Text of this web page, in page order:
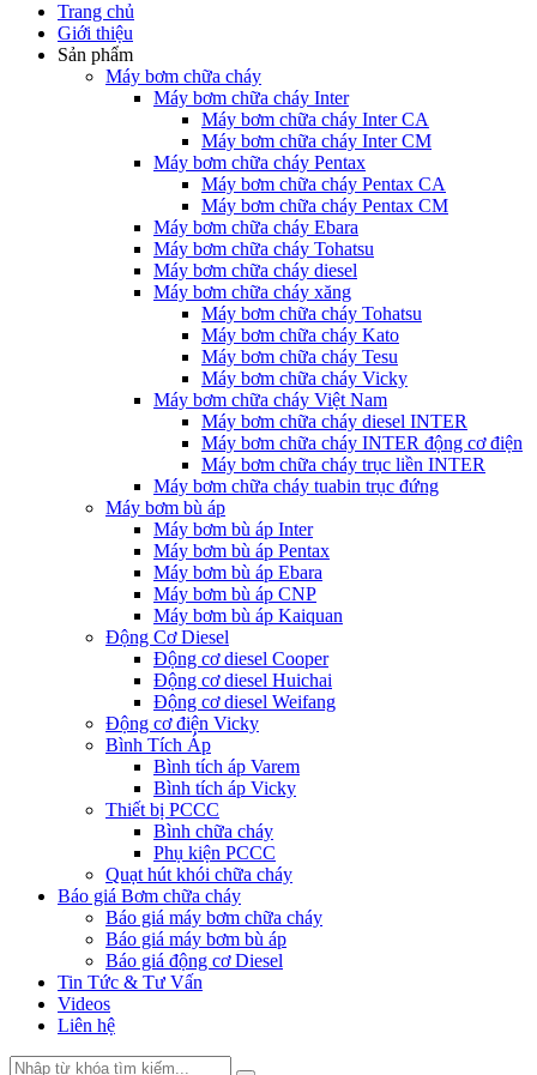
Trang chủ
Giới thiệu
Sản phẩm
Máy bơm chữa cháy
Máy bơm chữa cháy Inter
Máy bơm chữa cháy Inter CA
Máy bơm chữa cháy Inter CM
Máy bơm chữa cháy Pentax
Máy bơm chữa cháy Pentax CA
Máy bơm chữa cháy Pentax CM
Máy bơm chữa cháy Ebara
Máy bơm chữa cháy Tohatsu
Máy bơm chữa cháy diesel
Máy bơm chữa cháy xăng
Máy bơm chữa cháy Tohatsu
Máy bơm chữa cháy Kato
Máy bơm chữa cháy Tesu
Máy bơm chữa cháy Vicky
Máy bơm chữa cháy Việt Nam
Máy bơm chữa cháy diesel INTER
Máy bơm chữa cháy INTER động cơ điện
Máy bơm chữa cháy trục liền INTER
Máy bơm chữa cháy tuabin trục đứng
Máy bơm bù áp
Máy bơm bù áp Inter
Máy bơm bù áp Pentax
Máy bơm bù áp Ebara
Máy bơm bù áp CNP
Máy bơm bù áp Kaiquan
Động Cơ Diesel
Động cơ diesel Cooper
Động cơ diesel Huichai
Động cơ diesel Weifang
Động cơ điện Vicky
Bình Tích Áp
Bình tích áp Varem
Bình tích áp Vicky
Thiết bị PCCC
Bình chữa cháy
Phụ kiện PCCC
Quạt hút khói chữa cháy
Báo giá Bơm chữa cháy
Báo giá máy bơm chữa cháy
Báo giá máy bơm bù áp
Báo giá động cơ Diesel
Tin Tức & Tư Vấn
Videos
Liên hệ